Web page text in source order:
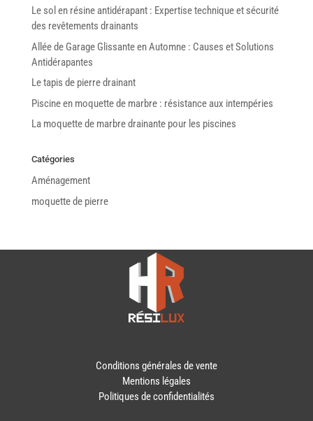
Le sol en résine antidérapant : Expertise technique et sécurité
des revêtements drainants
Allée de Garage Glissante en Automne : Causes et Solutions
Antidérapantes
Le tapis de pierre drainant
Piscine en moquette de marbre : résistance aux intempéries
La moquette de marbre drainante pour les piscines
Catégories
Aménagement
moquette de pierre
Conditions générales de vente
Mentions légales
Politiques de confidentialités